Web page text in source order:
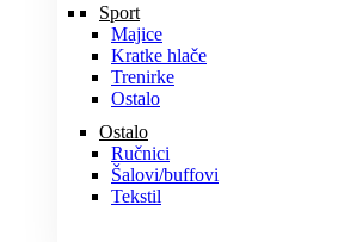
Sport
Majice
Kratke hlače
Trenirke
Ostalo
Ostalo
Ručnici
Šalovi/buffovi
Tekstil